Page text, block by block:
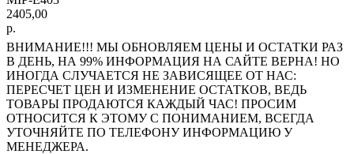
2405,00
р.
ВНИМАНИЕ!!! МЫ ОБНОВЛЯЕМ ЦЕНЫ И ОСТАТКИ РАЗ
В ДЕНЬ, НА 99% ИНФОРМАЦИЯ НА САЙТЕ ВЕРНА! НО
ИНОГДА СЛУЧАЕТСЯ НЕ ЗАВИСЯЩЕЕ ОТ НАС:
ПЕРЕСЧЕТ ЦЕН И ИЗМЕНЕНИЕ ОСТАТКОВ, ВЕДЬ
ТОВАРЫ ПРОДАЮТСЯ КАЖДЫЙ ЧАС! ПРОСИМ
ОТНОСИТСЯ К ЭТОМУ С ПОНИМАНИЕМ, ВСЕГДА
УТОЧНЯЙТЕ ПО ТЕЛЕФОНУ ИНФОРМАЦИЮ У
МЕНЕДЖЕРА.